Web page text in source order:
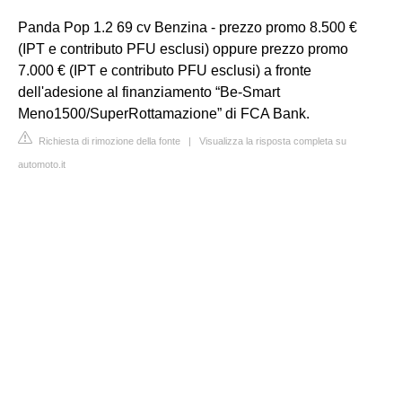
Panda Pop 1.2 69 cv Benzina - prezzo promo 8.500 €
(IPT e contributo PFU esclusi) oppure prezzo promo
7.000 € (IPT e contributo PFU esclusi) a fronte
dell'adesione al finanziamento “Be-Smart
Meno1500/SuperRottamazione” di FCA Bank.
Richiesta di rimozione della fonte | Visualizza la risposta completa su
automoto.it